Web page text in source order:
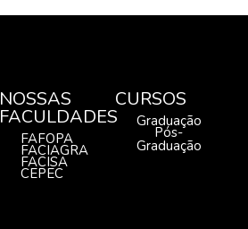
NOSSAS
FACULDADES
FAFOPA
FACIAGRA
FACISA
CEPEC
CURSOS
Graduação
Pós-
Graduação